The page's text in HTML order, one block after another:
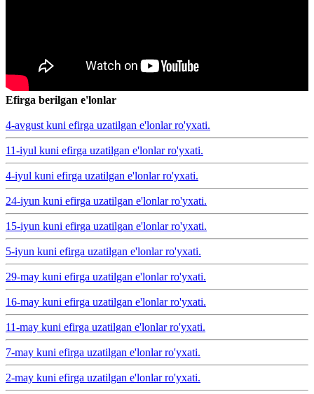
Efirga berilgan e'lonlar
4-avgust kuni efirga uzatilgan e'lonlar ro'yxati.
11-iyul kuni efirga uzatilgan e'lonlar ro'yxati.
4-iyul kuni efirga uzatilgan e'lonlar ro'yxati.
24-iyun kuni efirga uzatilgan e'lonlar ro'yxati.
15-iyun kuni efirga uzatilgan e'lonlar ro'yxati.
5-iyun kuni efirga uzatilgan e'lonlar ro'yxati.
29-may kuni efirga uzatilgan e'lonlar ro'yxati.
16-may kuni efirga uzatilgan e'lonlar ro'yxati.
11-may kuni efirga uzatilgan e'lonlar ro'yxati.
7-may kuni efirga uzatilgan e'lonlar ro'yxati.
2-may kuni efirga uzatilgan e'lonlar ro'yxati.